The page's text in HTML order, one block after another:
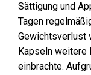
Sättigung und
Tagen
Gewichtsverlust
Kapseln weitere
einbrachte.